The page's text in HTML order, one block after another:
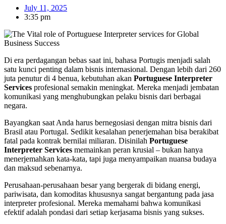
July 11, 2025
3:35 pm
Di era perdagangan bebas saat ini, bahasa Portugis menjadi salah
satu kunci penting dalam bisnis internasional. Dengan lebih dari 260
juta penutur di 4 benua, kebutuhan akan Portuguese Interpreter
Services profesional semakin meningkat. Mereka menjadi jembatan
komunikasi yang menghubungkan pelaku bisnis dari berbagai
negara.
Bayangkan saat Anda harus bernegosiasi dengan mitra bisnis dari
Brasil atau Portugal. Sedikit kesalahan penerjemahan bisa berakibat
fatal pada kontrak bernilai miliaran. Disinilah Portuguese
Interpreter Services memainkan peran krusial – bukan hanya
menerjemahkan kata-kata, tapi juga menyampaikan nuansa budaya
dan maksud sebenarnya.
Perusahaan-perusahaan besar yang bergerak di bidang energi,
pariwisata, dan komoditas khususnya sangat bergantung pada jasa
interpreter profesional. Mereka memahami bahwa komunikasi
efektif adalah pondasi dari setiap kerjasama bisnis yang sukses.